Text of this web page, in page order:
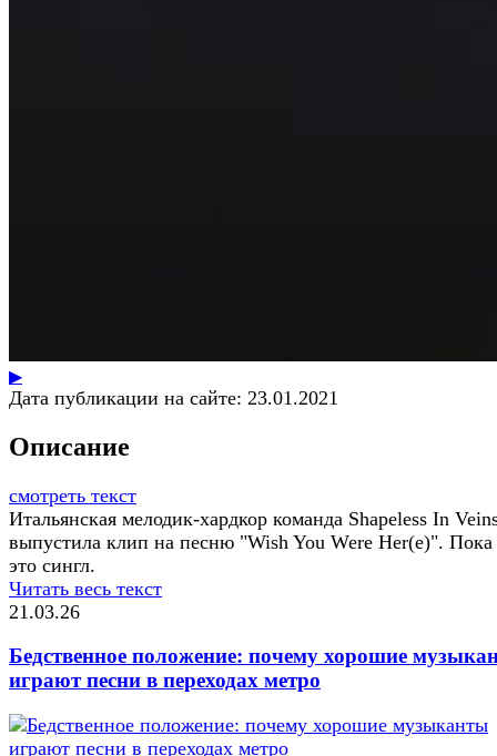
▶
Дата публикации на сайте: 23.01.2021
Описание
смотреть текст
Итальянская мелодик-хардкор команда Shapeless In
выпустила клип на песню "Wish You Were Her(e)". Пока
это сингл.
Читать весь текст
21.03.26
Бедственное положение: почему хорошие
играют песни в переходах метро